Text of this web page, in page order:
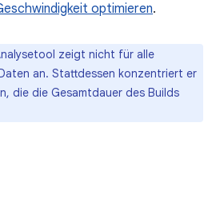
optimieren.
zeigt nicht für alle
an. Stattdessen konzentriert er
die die Gesamtdauer des Builds